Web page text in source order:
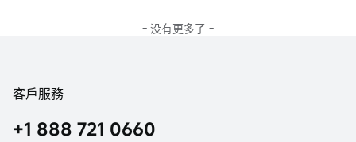
- 没有更多了 -
客戶服務
+1 888 721 0660